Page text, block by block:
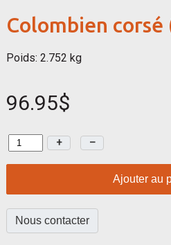
Colombien corsé
Poids: 2.752 kg
96.95$
+ –
Ajouter au
Nous contacter